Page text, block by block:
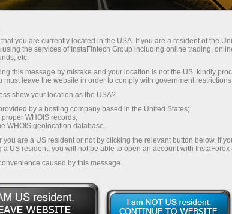
you are currently located in the USA. If you are a resident of the
the services of InstaFintech Group including online trading,
etc.
this message by mistake and your location is not the US, kindly
must leave the website in order to comply with government
show your location as the USA?
by a hosting company based in the United States;
WHOIS records;
WHOIS geolocation database.
you are a US resident or not by clicking the relevant button below. If
US resident, you will not be able to open an account with InstaForex
caused by this message.